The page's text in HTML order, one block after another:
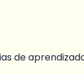
de